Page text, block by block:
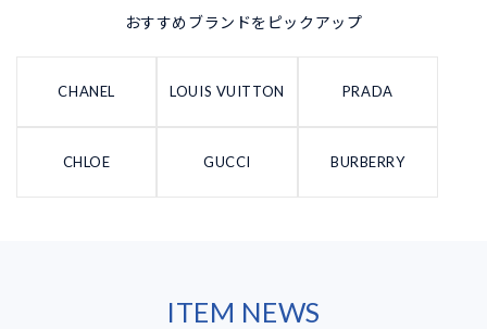
おすすめブランドをピックアップ
CHANEL LOUIS VUITTON PRADA
CHLOE GUCCI BURBERRY
ITEM NEWS